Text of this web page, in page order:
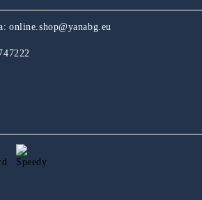
online.shop@yanabg.eu